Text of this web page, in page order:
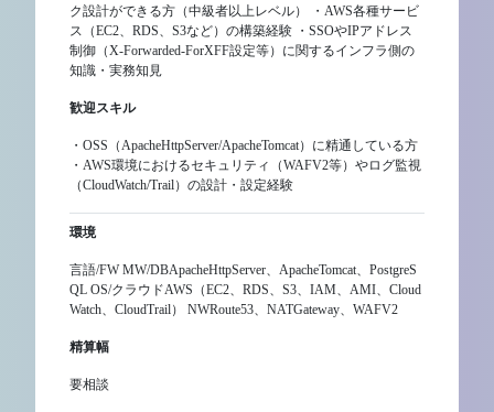
ク設計ができる方（中級者以上レベル） ・AWS各種サービ
ス（EC2、RDS、S3など）の構築経験 ・SSOやIPアドレス
制御（X-Forwarded-ForXFF設定等）に関するインフラ側の
知識・実務知見
歓迎スキル
・OSS（ApacheHttpServer/ApacheTomcat）に精通している方
・AWS環境におけるセキュリティ（WAFV2等）やログ監視
（CloudWatch/Trail）の設計・設定経験
環境
言語/FW MW/DBApacheHttpServer、ApacheTomcat、PostgreS
QL OS/クラウドAWS（EC2、RDS、S3、IAM、AMI、Cloud
Watch、CloudTrail） NWRoute53、NATGateway、WAFV2
精算幅
要相談